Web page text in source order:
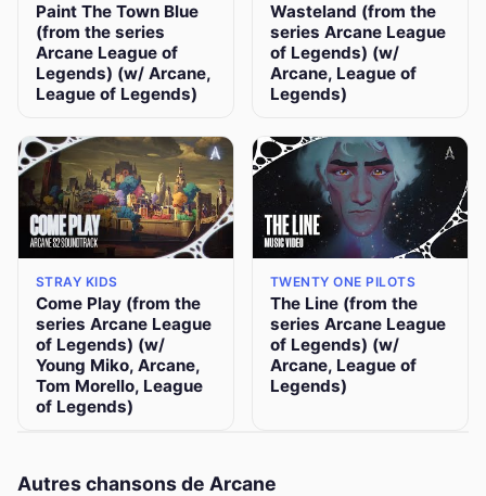
Paint The Town Blue
(from the series
Arcane League of
Legends) (w/ Arcane,
League of Legends)
Wasteland (from the
series Arcane League
of Legends) (w/
Arcane, League of
Legends)
STRAY KIDS
Come Play (from the
series Arcane League
of Legends) (w/
Young Miko, Arcane,
Tom Morello, League
of Legends)
TWENTY ONE PILOTS
The Line (from the
series Arcane League
of Legends) (w/
Arcane, League of
Legends)
Autres chansons de Arcane